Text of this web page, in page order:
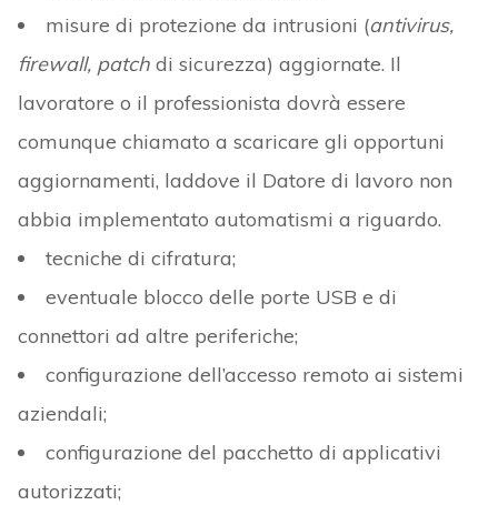
misure di protezione da intrusioni (antivirus,
firewall, patchdi sicurezza) aggiornate. Il
lavoratore o il professionista dovrà essere
comunque chiamato a scaricare gli opportuni
aggiornamenti, laddove il Datore di lavoro non
abbia implementato automatismi a riguardo.
tecniche di cifratura;
eventuale blocco delle porte USB e di
connettori ad altre periferiche;
configurazione dell’accesso remoto ai sistemi
aziendali;
configurazione del pacchetto di applicativi
autorizzati;